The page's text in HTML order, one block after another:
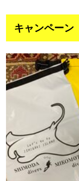
キャンペーン